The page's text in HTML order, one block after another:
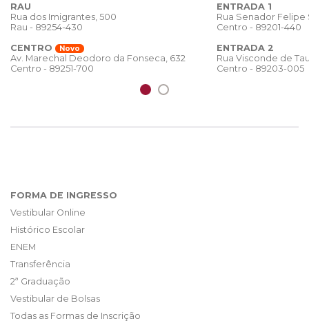
RAU
Rua dos Imigrantes, 500
Rau - 89254-430
CENTRO
Novo
Av. Marechal Deodoro da Fonseca, 632
Centro - 89251-700
ENTRADA 1
Rua Senador
Centro - 89201-440
ENTRADA 2
Rua Visconde de
Centro - 89203-005
FORMA DE INGRESSO
Vestibular Online
Histórico Escolar
ENEM
Transferência
2ª Graduação
Vestibular de Bolsas
Todas as Formas de Inscrição